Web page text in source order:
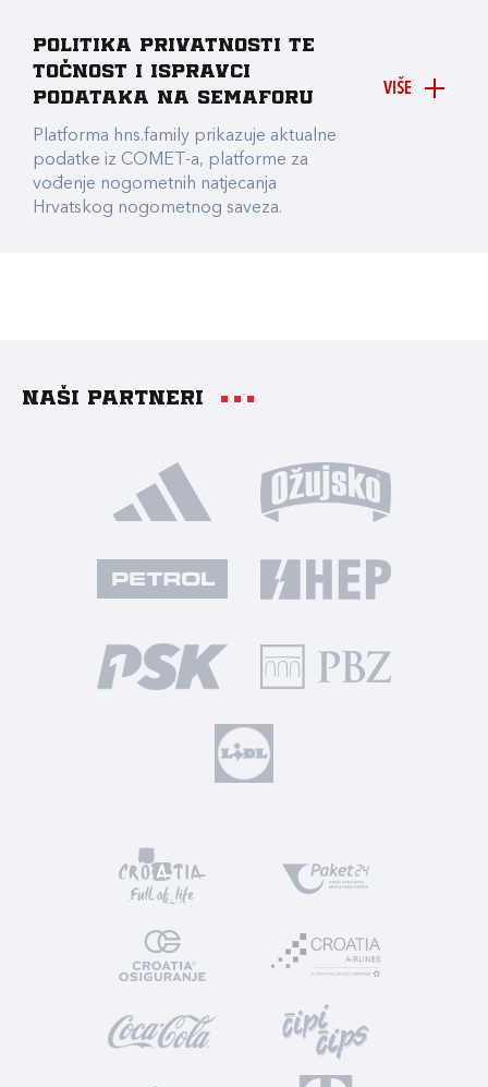
VIŠE
Politika privatnosti te
točnost i ispravci
podataka na Semaforu
Platforma hns.family prikazuje aktualne
podatke iz COMET-a, platforme za
vođenje nogometnih natjecanja
Hrvatskog nogometnog saveza.
Naši partneri